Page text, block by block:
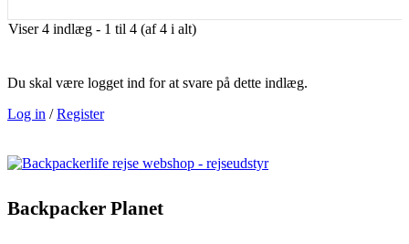
Viser 4 indlæg - 1 til 4 (af 4 i alt)
Du skal være logget ind for at svare på dette indlæg.
Log in /Register
Backpacker Planet